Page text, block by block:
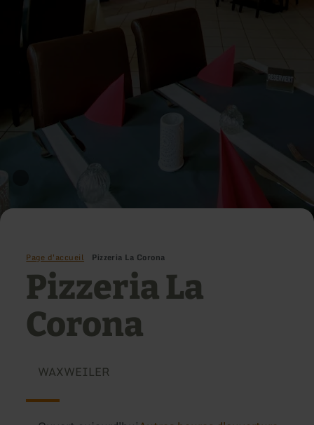
Page d'accueil Pizzeria La Corona
Pizzeria La
Corona
WAXWEILER